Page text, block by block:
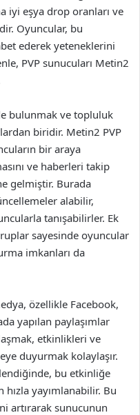
iyi eşya drop oranları ve
Oyuncular, bu
ederek yeteneklerini
PVP sunucuları Metin2
bulunmak ve topluluk
biridir. Metin2 PVP
bir araya
ve haberleri takip
gelmiştir. Burada
alabilir,
tanışabilirler. Ek
sayesinde oyuncular
imkanları da
özellikle Facebook,
yapılan paylaşımlar
etkinlikleri ve
duyurmak kolaylaşır.
bu etkinliğe
yayımlanabilir. Bu
artırarak sunucunun